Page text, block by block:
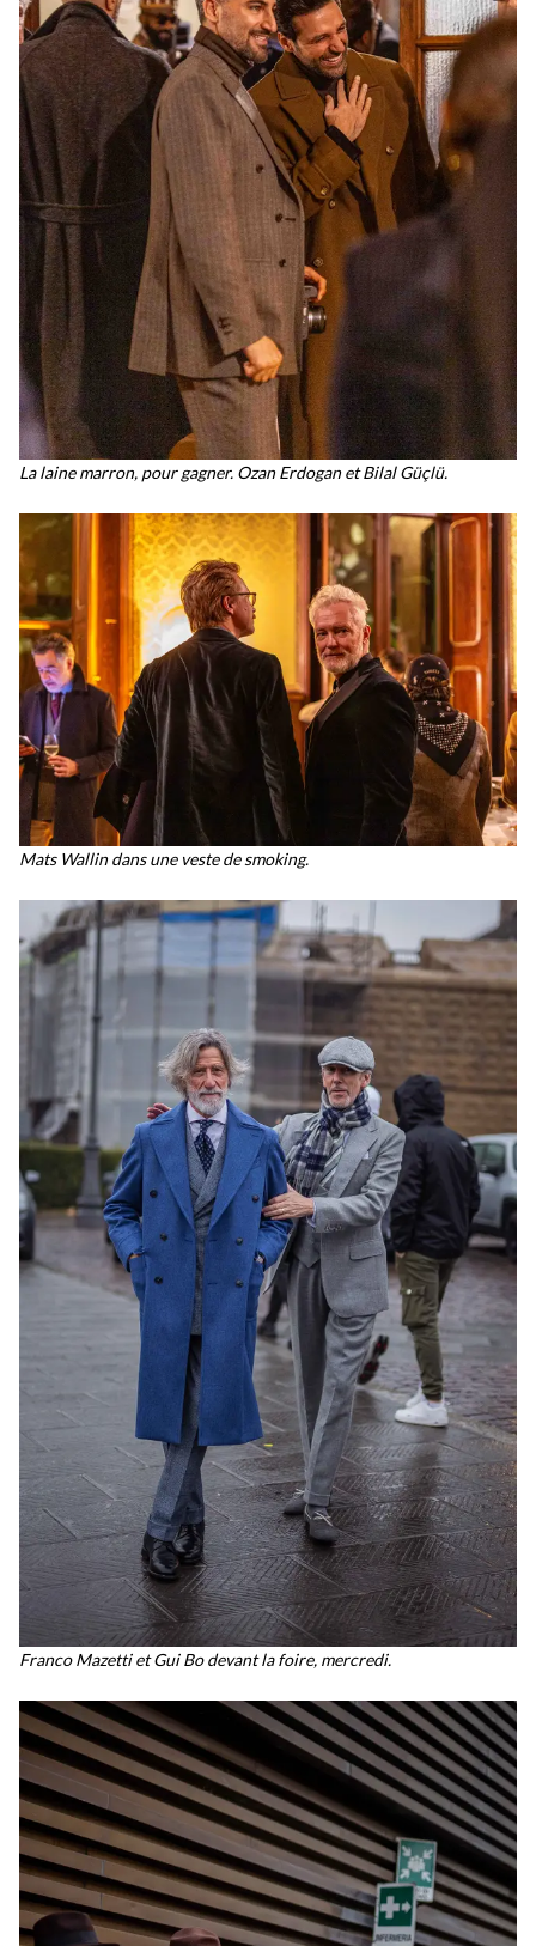
La laine marron, pour gagner. Ozan Erdogan et Bilal Güçlü.
Mats Wallin dans une veste de smoking.
Franco Mazetti et Gui Bo devant la foire, mercredi.